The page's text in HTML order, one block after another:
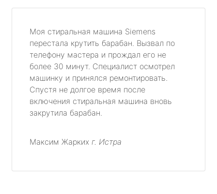
Моя стиральная машина Siemens
перестала крутить барабан. Вызвал по
телефону мастера и прождал его не
более 30 минут. Специалист осмотрел
машинку и принялся ремонтировать.
Спустя не долгое время после
включения стиральная машина вновь
закрутила барабан.
Максим Жарких г. Истра